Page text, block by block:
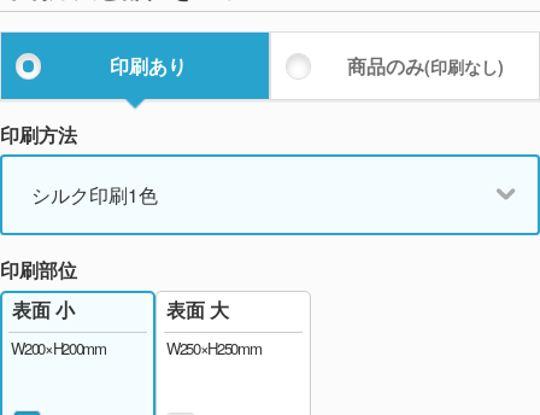
印刷あり 商品のみ(印刷なし)
印刷方法
シルク印刷1色
印刷部位
表面 小
W200×H200mm
表面 大
W250×H250mm